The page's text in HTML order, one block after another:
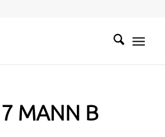
MANN B